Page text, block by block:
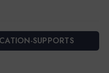
SUPPORTS